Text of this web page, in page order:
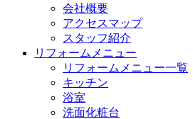
会社概要
アクセスマップ
スタッフ紹介
リフォームメニュー
リフォームメニュー一覧
キッチン
浴室
洗面化粧台